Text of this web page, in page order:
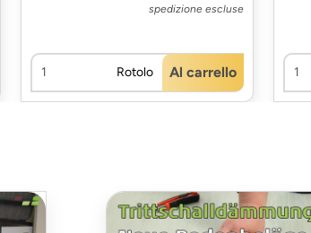
spedizione escluse
Rotolo Al carrello